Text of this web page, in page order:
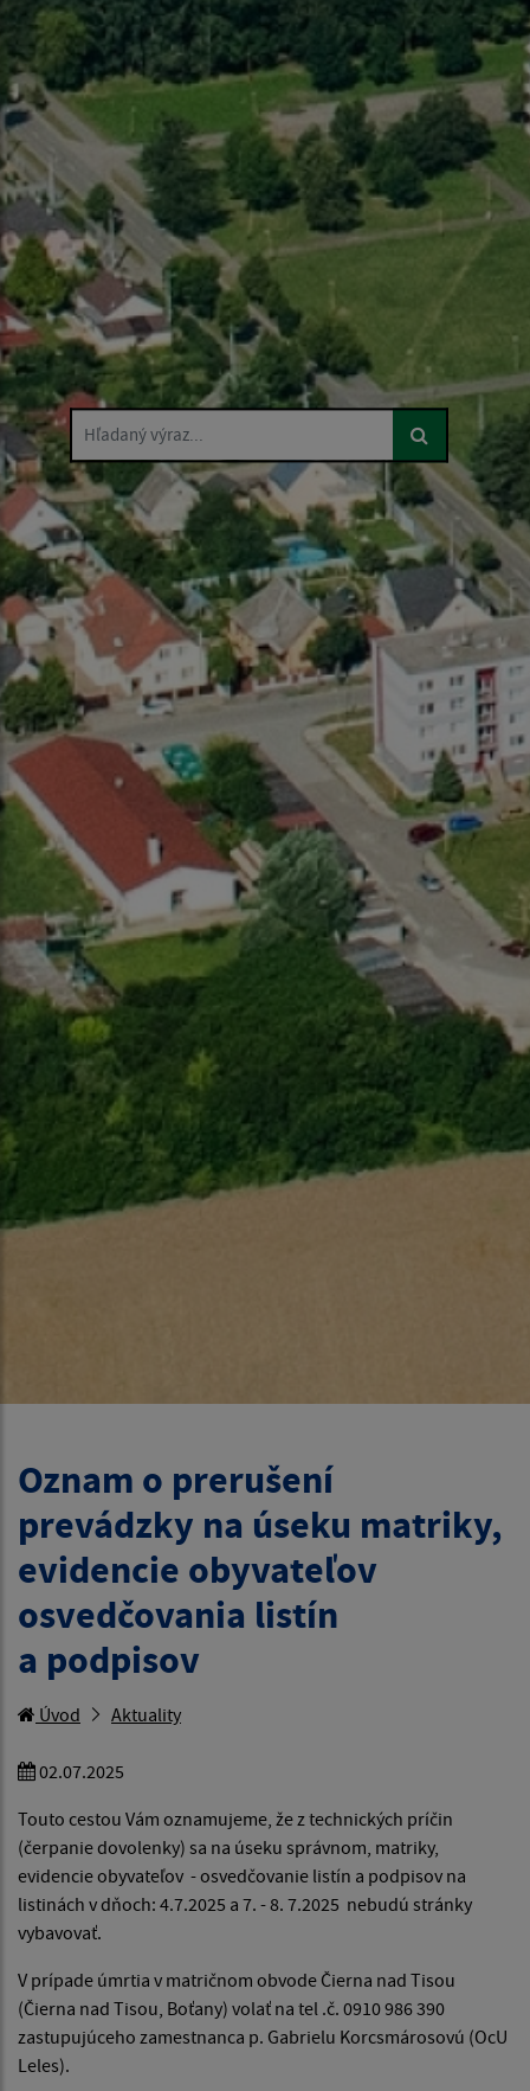
Hľadaný výraz...
Oznam o prerušení
prevádzky na úseku matriky,
evidencie obyvateľov
osvedčovania listín
a podpisov
Úvod Aktuality
02.07.2025
Touto cestou Vám oznamujeme, že z technických príčin
(čerpanie dovolenky) sa na úseku správnom, matriky,
evidencie obyvateľov - osvedčovanie listín a podpisov na
listinách v dňoch: 4.7.2025 a 7. - 8. 7.2025 nebudú stránky
vybavovať.
V prípade úmrtia v matričnom obvode Čierna nad Tisou
(Čierna nad Tisou, Boťany) volať na tel .č. 0910 986 390
zastupujúceho zamestnanca p. Gabrielu Korcsmárosovú (OcU
Leles).